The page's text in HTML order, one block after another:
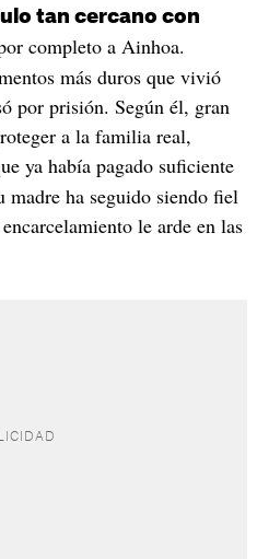
tan cercano con
completo a Ainhoa.
más duros que vivió
por prisión. Según él, gran
a la familia real,
ya había pagado suficiente
madre ha seguido siendo fiel
le arde en las